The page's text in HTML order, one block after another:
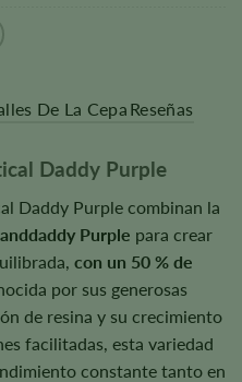
De La Cepa Reseñas
Daddy Purple
Daddy Purple combinan la
Purple para crear
con un 50 % de
por sus generosas
de resina y su crecimiento
facilitadas, esta variedad
constante tanto en